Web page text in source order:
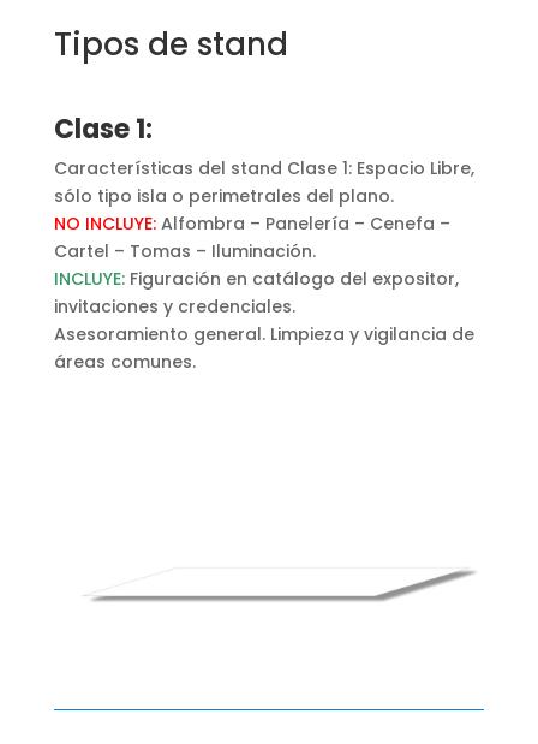
Tipos de stand
Clase 1:
Características del stand Clase 1: Espacio Libre,
sólo tipo isla o perimetrales del plano.
NO INCLUYE: Alfombra – Panelería – Cenefa –
Cartel – Tomas – Iluminación.
INCLUYE: Figuración en catálogo del expositor,
invitaciones y credenciales.
Asesoramiento general. Limpieza y vigilancia de
áreas comunes.